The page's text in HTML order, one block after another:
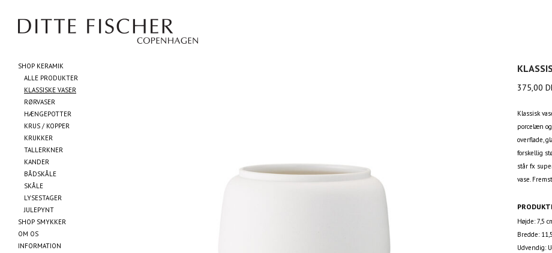
SHOP KERAMIK
ALLE PRODUKTER
KLASSISKE VASER
RØRVASER
HÆNGEPOTTER
KRUS / KOPPER
KRUKKER
TALLERKNER
KANDER
BÅDSKÅLE
SKÅLE
LYSESTAGER
JULEPYNT
SHOP SMYKKER
OM OS
INFORMATION
375,00
Klassisk
porcelæn
overflade,
forskellig
står fx
vase.
Højde: 7,5
Bredde:
Udvendig: